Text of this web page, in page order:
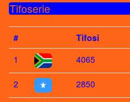
Tifoserie
# Tifosi
1
4065
2 2850